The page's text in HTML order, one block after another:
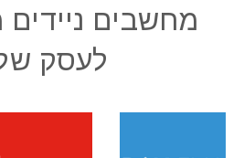
מחשבים
לעסק